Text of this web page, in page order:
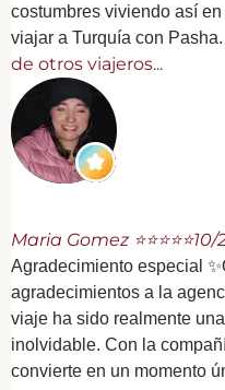
costumbres viviendo así
viajar a Turquía con
de otros viajeros...
Maria Gomez ⭐⭐⭐⭐⭐10/
Agradecimiento especial
agradecimientos a la
viaje ha sido realmente
inolvidable. Con la
convierte en un momento